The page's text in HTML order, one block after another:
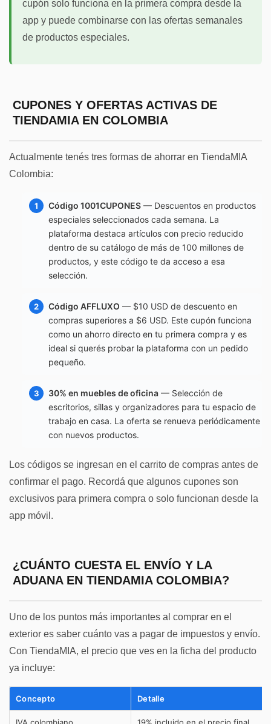
cupón solo funciona en la primera compra desde la
app y puede combinarse con las ofertas semanales
de productos especiales.
CUPONES Y OFERTAS ACTIVAS DE
TIENDAMIA EN COLOMBIA
Actualmente tenés tres formas de ahorrar en TiendaMIA
Colombia:
Código 1001CUPONES — Descuentos en productos
especiales seleccionados cada semana. La
plataforma destaca artículos con precio reducido
dentro de su catálogo de más de 100 millones de
productos, y este código te da acceso a esa
selección.
Código AFFLUXO — $10 USD de descuento en
compras superiores a $6 USD. Este cupón funciona
como un ahorro directo en tu primera compra y es
ideal si querés probar la plataforma con un pedido
pequeño.
30% en muebles de oficina — Selección de
escritorios, sillas y organizadores para tu espacio de
trabajo en casa. La oferta se renueva periódicamente
con nuevos productos.
Los códigos se ingresan en el carrito de compras antes de
confirmar el pago. Recordá que algunos cupones son
exclusivos para primera compra o solo funcionan desde la
app móvil.
¿CUÁNTO CUESTA EL ENVÍO Y LA
ADUANA EN TIENDAMIA COLOMBIA?
Uno de los puntos más importantes al comprar en el
exterior es saber cuánto vas a pagar de impuestos y envío.
Con TiendaMIA, el precio que ves en la ficha del producto
ya incluye:
Concepto Detalle